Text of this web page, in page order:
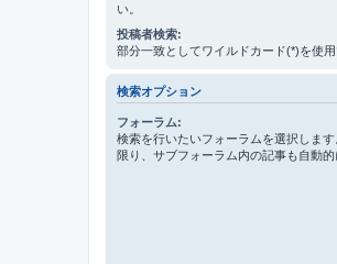
い。
投稿者検索:
部分一致としてワイルドカード(*)を使
検索オプション
フォーラム:
検索を行いたいフォーラムを選択しま
限り、サブフォーラム内の記事も自動的